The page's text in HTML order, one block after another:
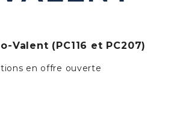
Valent (PC116 et PC207)
en offre ouverte